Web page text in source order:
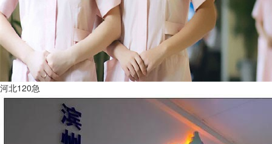
河北120急